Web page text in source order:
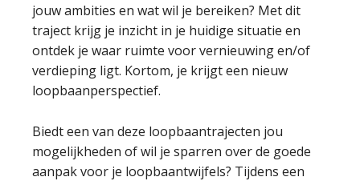
jouw ambities en wat wil je bereiken? Met dit
traject krijg je inzicht in je huidige situatie en
ontdek je waar ruimte voor vernieuwing en/of
verdieping ligt. Kortom, je krijgt een nieuw
loopbaanperspectief.
Biedt een van deze loopbaantrajecten jou
mogelijkheden of wil je sparren over de goede
aanpak voor je loopbaantwijfels? Tijdens een